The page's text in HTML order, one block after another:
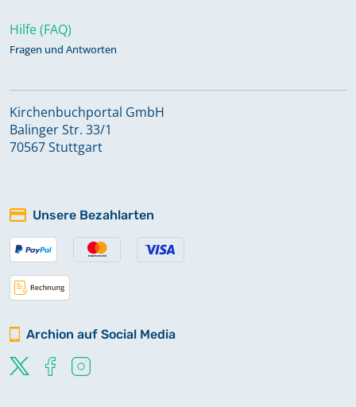
Hilfe (FAQ)
Fragen und Antworten
Kirchenbuchportal GmbH
Balinger Str. 33/1
70567 Stuttgart
Unsere Bezahlarten
Archion auf Social Media